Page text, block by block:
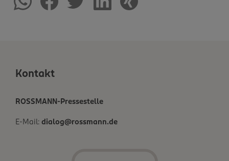
Kontakt
ROSSMANN-Pressestelle
E-Mail: dialog@rossmann.de